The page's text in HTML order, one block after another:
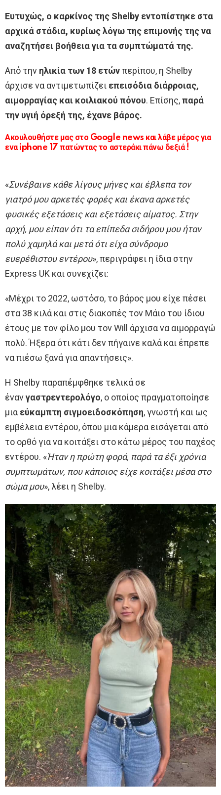
Ευτυχώς, ο καρκίνος της Shelby εντοπίστηκε στα
αρχικά στάδια, κυρίως λόγω της επιμονής της να
αναζητήσει βοήθεια για τα συμπτώματά της.
Από την ηλικία των 18 ετώνπερίπου, η Shelby
άρχισε να αντιμετωπίζει επεισόδια διάρροιας,
αιμορραγίας και κοιλιακού πόνου. Επίσης,παρά
την υγιή όρεξή της, έχανε βάρος.
Ακουλουθήστε μας στο Google news και λάβε μέρος για
ενα iphone 17 πατώντας το αστεράκι πάνω δεξιά !
«Συνέβαινε κάθε λίγους μήνες και έβλεπα τον
γιατρό μου αρκετές φορές και έκανα αρκετές
φυσικές εξετάσεις και εξετάσεις αίματος. Στην
αρχή, μου είπαν ότι τα επίπεδα σιδήρου μου ήταν
πολύ χαμηλά και μετά ότι είχα σύνδρομο
ευερέθιστου εντέρου», περιγράφει η ίδια στην
Express UK και συνεχίζει:
«Μέχρι το 2022, ωστόσο, το βάρος μου είχε πέσει
στα 38 κιλά και στις διακοπές τον Μάιο του ίδιου
έτους με τον φίλο μου τον Will άρχισα να αιμορραγώ
πολύ. Ήξερα ότι κάτι δεν πήγαινε καλά και έπρεπε
να πιέσω ξανά για απαντήσεις».
Η Shelby παραπέμφθηκε τελικά σε
ένανγαστρεντερολόγο, ο οποίος πραγματοποίησε
μιαεύκαμπτη σιγμοειδοσκόπηση, γνωστή και ως
εμβέλεια εντέρου, όπου μια κάμερα εισάγεται από
το ορθό για να κοιτάξει στο κάτω μέρος του παχέος
εντέρου. «Ήταν η πρώτη φορά, παρά τα έξι χρόνια
συμπτωμάτων, που κάποιος είχε κοιτάξει μέσα στο
σώμα μου», λέει η Shelby.